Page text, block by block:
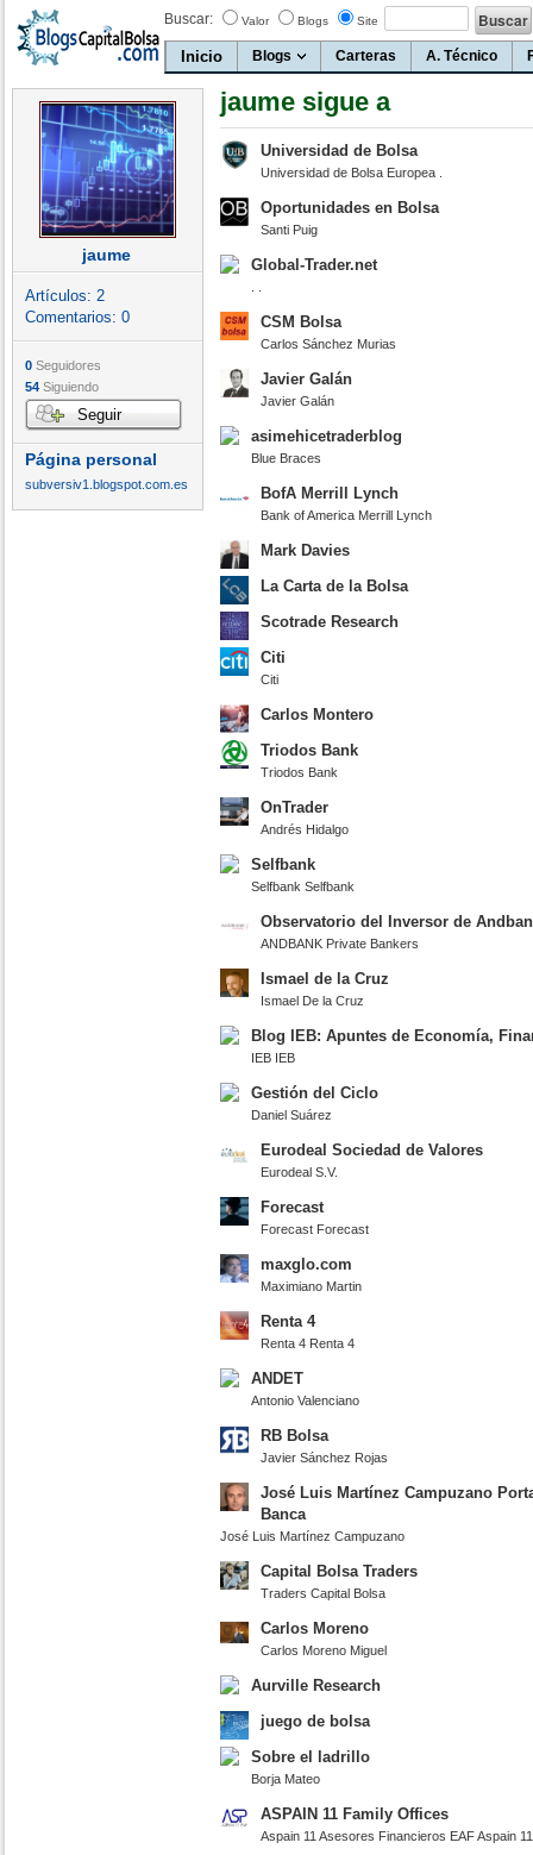
Buscar: Valor Blogs Site
Inicio Blogs Carteras A. Técnico
jaume
Artículos: 2
Comentarios: 0
0 Seguidores
54 Siguiendo
Seguir
Página personal
subversiv1.blogspot.com.es
jaume sigue a
Universidad de Bolsa
Universidad de Bolsa Europea .
Oportunidades en Bolsa
Santi Puig
Global-Trader.net
CSM Bolsa
Carlos Sánchez Murias
Javier Galán
Javier Galán
asimehicetraderblog
Blue Braces
BofA Merrill Lynch
Bank of America Merrill Lynch
Mark Davies
La Carta de la Bolsa
Scotrade Research
Citi
Citi
Carlos Montero
Triodos Bank
Triodos Bank
OnTrader
Andrés Hidalgo
Selfbank
Selfbank Selfbank
Observatorio del Inversor de
ANDBANK Private Bankers
Ismael de la Cruz
Ismael De la Cruz
Blog IEB: Apuntes de Economía,
IEB IEB
Gestión del Ciclo
Daniel Suárez
Eurodeal Sociedad de Valores
Eurodeal S.V.
Forecast
Forecast Forecast
maxglo.com
Maximiano Martin
Renta 4
Renta 4 Renta 4
ANDET
Antonio Valenciano
RB Bolsa
Javier Sánchez Rojas
José Luis Martínez Campuzano
Banca
José Luis Martínez Campuzano
Capital Bolsa Traders
Traders Capital Bolsa
Carlos Moreno
Carlos Moreno Miguel
Aurville Research
juego de bolsa
Sobre el ladrillo
Borja Mateo
ASPAIN 11 Family Offices
Aspain 11 Asesores Financieros EAF Aspain 11